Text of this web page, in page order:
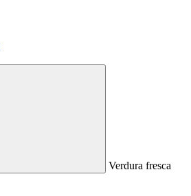
Verdura fresca